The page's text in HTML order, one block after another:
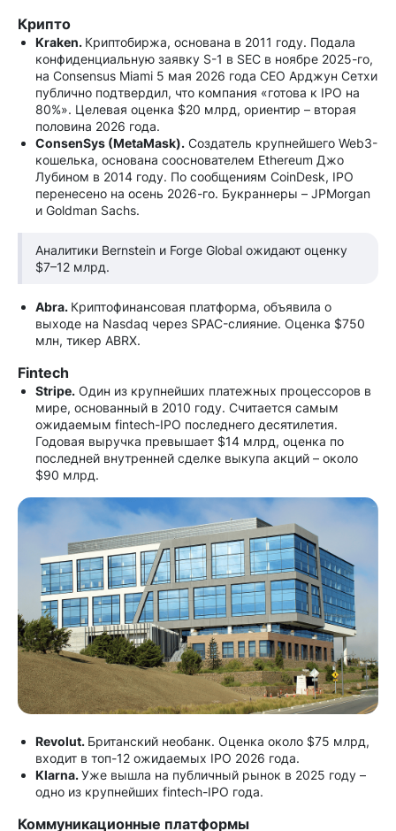
Крипто
Kraken. Криптобиржа, основана в 2011 году. Подала
конфиденциальную заявку S-1 в SEC в ноябре 2025-го,
на Consensus Miami 5 мая 2026 года CEO Арджун Сетхи
публично подтвердил, что компания «готова к IPO на
80%». Целевая оценка $20 млрд, ориентир – вторая
половина 2026 года.
ConsenSys (MetaMask). Создатель крупнейшего Web3-
кошелька, основана сооснователем Ethereum Джо
Лубином в 2014 году. По сообщениям CoinDesk, IPO
перенесено на осень 2026-го. Букраннеры – JPMorgan
и Goldman Sachs.
Аналитики Bernstein и Forge Global ожидают оценку
$7–12 млрд.
Abra. Криптофинансовая платформа, объявила о
выходе на Nasdaq через SPAC-слияние. Оценка $750
млн, тикер ABRX.
Fintech
Stripe. Один из крупнейших платежных процессоров в
мире, основанный в 2010 году. Считается самым
ожидаемым fintech-IPO последнего десятилетия.
Годовая выручка превышает $14 млрд, оценка по
последней внутренней сделке выкупа акций – около
$90 млрд.
Revolut. Британский необанк. Оценка около $75 млрд,
входит в топ-12 ожидаемых IPO 2026 года.
Klarna.Уже вышла на публичный рынок в 2025 году –
одно из крупнейших fintech-IPO года.
Коммуникационные платформы